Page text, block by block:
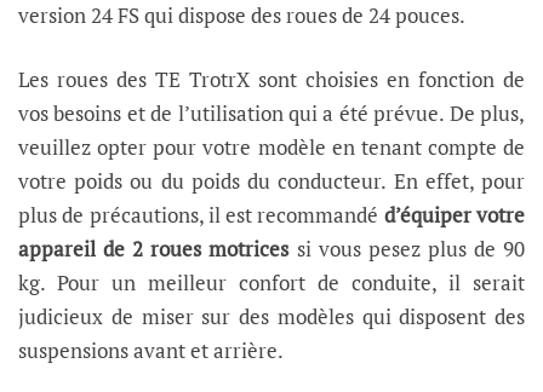
version 24 FS qui dispose des roues de 24 pouces.
Les roues des TE TrotrX sont choisies en fonction de
vos besoins et de l’utilisation qui a été prévue. De plus,
veuillez opter pour votre modèle en tenant compte de
votre poids ou du poids du conducteur. En effet, pour
plus de précautions, il est recommandé d’équiper votre
appareil de 2 roues motricessi vous pesez plus de 90
kg. Pour un meilleur confort de conduite, il serait
judicieux de miser sur des modèles qui disposent des
suspensions avant et arrière.